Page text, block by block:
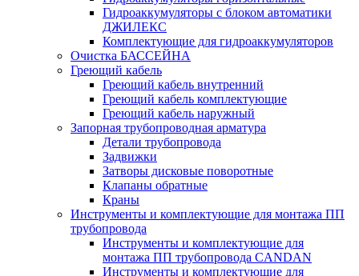
Гидроаккумуляторы с блоком автоматики
ДЖИЛЕКС
Комплектующие для гидроаккумуляторов
Очистка БАССЕЙНА
Греющий кабель
Греющий кабель внутренний
Греющий кабель комплектующие
Греющий кабель наружный
Запорная трубопроводная арматура
Детали трубопровода
Задвижки
Затворы дисковые поворотные
Клапаны обратные
Краны
Инструменты и комплектующие для монтажа ПП
трубопровода
Инструменты и комплектующие для
монтажа ПП трубопровода CANDAN
Инструменты и комплектующие для